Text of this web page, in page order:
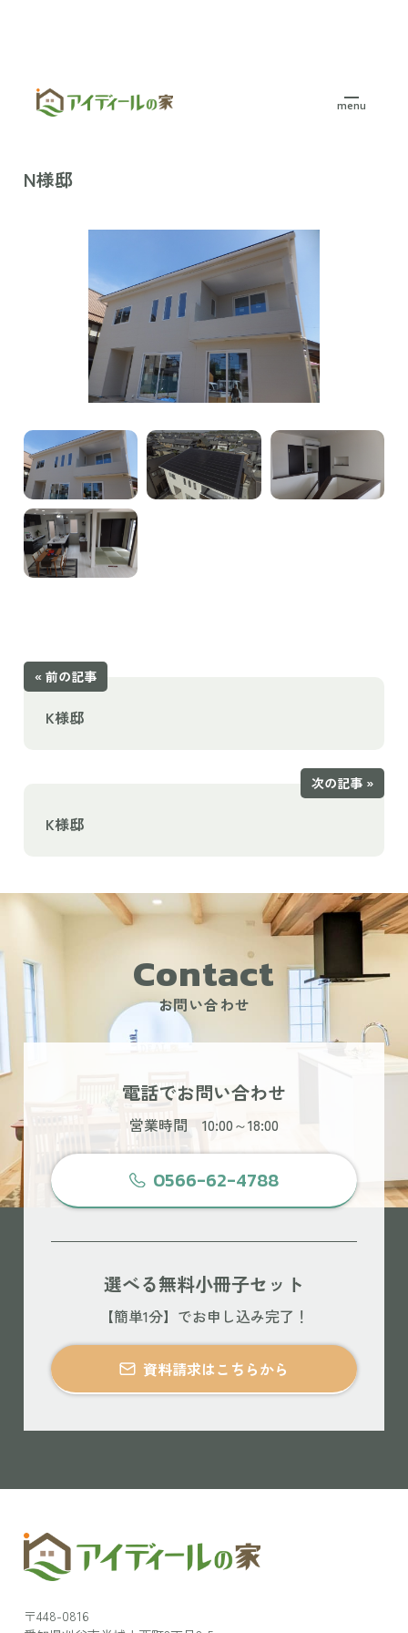
menu
HOME > 施工事例 二階建て
N様邸
« 前の記事
K様邸
次の記事 »
K様邸
Contact
お問い合わせ
電話でお問い合わせ
営業時間 10:00～18:00
0566-62-4788
選べる無料小冊子セット
【簡単1分】でお申し込み完了！
資料請求はこちらから
〒448-0816